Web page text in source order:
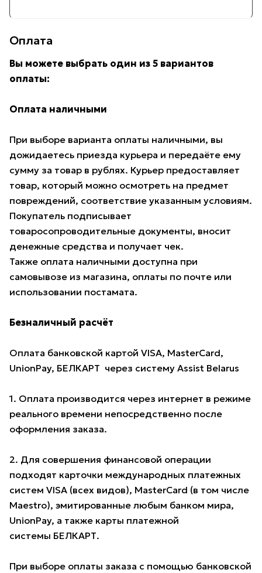
Оплата
Вы можете выбрать один из 5 вариантов
оплаты:
Оплата наличными
При выборе варианта оплаты наличными, вы
дожидаетесь приезда курьера и передаёте ему
сумму за товар в рублях. Курьер предоставляет
товар, который можно осмотреть на предмет
повреждений, соответствие указанным условиям.
Покупатель подписывает
товаросопроводительные документы, вносит
денежные средства и получает чек.
Также оплата наличными доступна при
самовывозе из магазина, оплаты по почте или
использовании постамата.
Безналичный расчёт
Оплата банковской картой VISA, MasterCard,
UnionPay, БЕЛКАРТ через систему Assist Belarus
1. Оплата производится через интернет в режиме
реального времени непосредственно после
оформления заказа.
2. Для совершения финансовой операции
подходят карточки международных платежных
систем VISA (всех видов), MasterCard (в том числе
Maestro), эмитированные любым банком мира,
UnionPay, а также карты платежной
системы БЕЛКАРТ.
При выборе оплаты заказа с помощью банковской